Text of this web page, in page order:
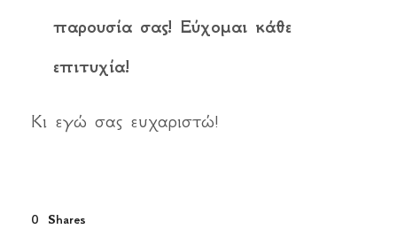
παρουσία σας! Εύχομαι κάθε
επιτυχία!
Κι εγώ σας ευχαριστώ!
0 Shares